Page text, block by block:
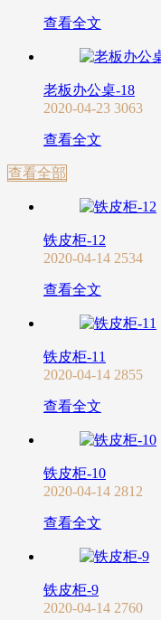
查看全文
老板办公桌-18
2020-04-23 3063
查看全文
查看全部
铁皮柜-12
2020-04-14 2534
查看全文
铁皮柜-11
2020-04-14 2855
查看全文
铁皮柜-10
2020-04-14 2812
查看全文
铁皮柜-9
2020-04-14 2760